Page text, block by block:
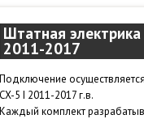
Штатная
2011-2017
Подключение
CX-5 I 2011-2017 г.в.
Каждый комплект